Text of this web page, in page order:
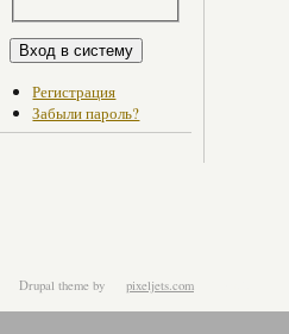
Регистрация
Забыли пароль?
Drupal theme by pixeljets.com